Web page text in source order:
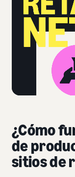
¿Cómo
de
sitios de